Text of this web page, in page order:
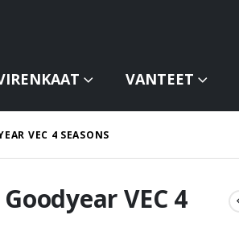
VANTEET
VEC 4 SEASONS
VEC 4